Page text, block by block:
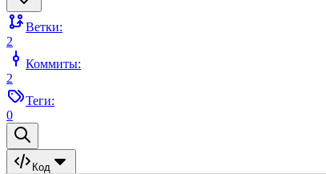
Ветки:
2
Коммиты:
2
Теги:
0
Код